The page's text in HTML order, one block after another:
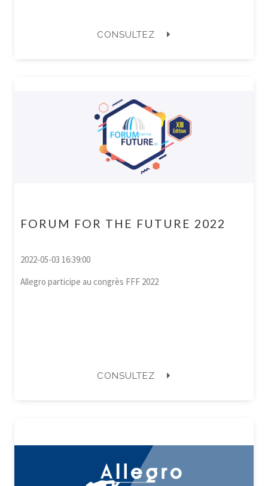
CONSULTEZ
FORUM FOR THE FUTURE 2022
2022-05-03 16:39:00
Allegro participe au congrès FFF 2022
CONSULTEZ